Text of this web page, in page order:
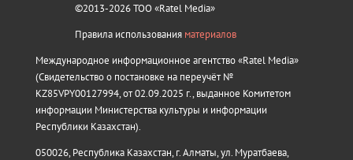
©2013-2026 ТОО «Ratel Media»
Правила использования материалов
Международное информационное агентство «Ratel Media»
(Свидетельство о постановке на переучёт №
KZ85VPY00127994, от 02.09.2025 г., выданное Комитетом
информации Министерства культуры и информации
Республики Казахстан).
050026, Республика Казахстан, г. Алматы, ул. Муратбаева,